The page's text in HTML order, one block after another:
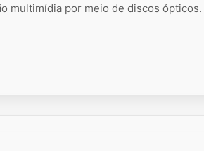
multimídia por meio de discos ópticos.